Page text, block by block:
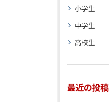
小学生
中学生
高校生
最近の投稿